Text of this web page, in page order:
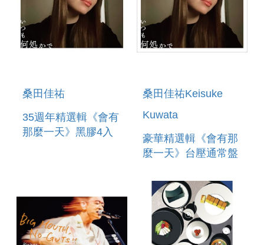
桑田佳祐
35週年精選輯《會有
那麼一天》黑膠4入
桑田佳祐Keisuke
Kuwata
豪華精選輯《會有那
麼一天》台壓通常盤